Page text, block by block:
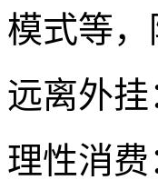
模式等，
远离外
理性消